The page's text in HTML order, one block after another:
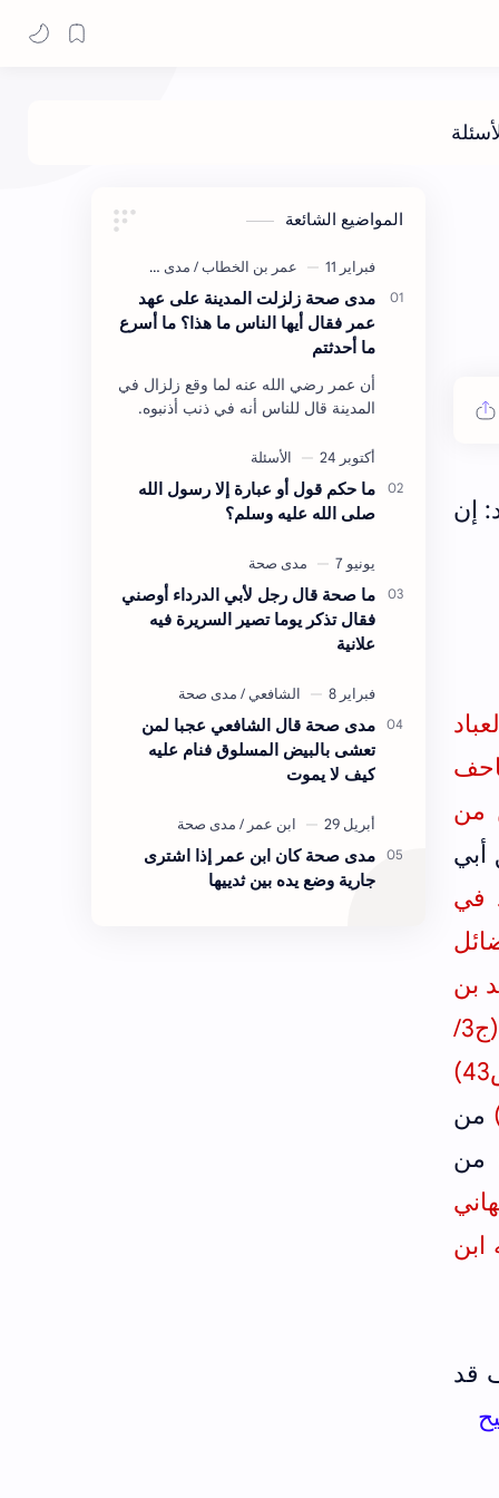
إن
العباد
المصاحف
من
أبي داود في
بن
منصور في السنن من تفسيره (ج2/ص485) ومن طريقه البيهقي في شعب الإيمان (ج3/
وأخرجه ابن الضريس في فضائل القرآن (ص43)
من
من
الأصبهاني
ابن
قد
المواضيع الشائعة
مدى صحة زلزلت المدينة على عهد
عمر فقال أيها الناس ما هذا؟ ما أسرع
ما أحدثتم
أن عمر رضي الله عنه لما وقع زلزال في
المدينة قال للناس أنه في ذنب أذنبوه.
معناه أخرجه ابن أبي الدنيا في العقوبات
(ص3…
ما حكم قول أو عبارة إلا رسول الله
صلى الله عليه وسلم؟
ما صحة قال رجل لأبي الدرداء أوصني
فقال تذكر يوما تصير السريرة فيه
علانية
مدى صحة قال الشافعي عجبا لمن
تعشى بالبيض المسلوق فنام عليه
كيف لا يموت
مدى صحة كان ابن عمر إذا اشترى
جارية وضع يده بين ثدييها